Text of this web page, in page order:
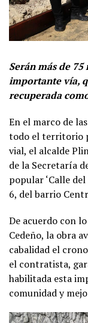
Serán más de
importante vía,
recuperada
En el marco de
todo el territorio
vial, el alcalde
de la Secretaría
popular ‘Calle
6, del barrio
De acuerdo con
Cedeño, la obra
cabalidad el
el contratista,
habilitada esta
comunidad y